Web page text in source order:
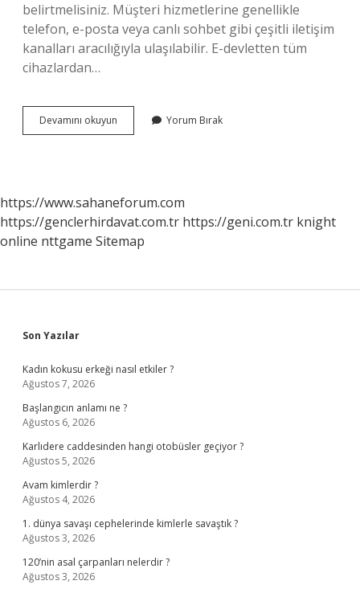
belirtmelisiniz. Müşteri hizmetlerine genellikle
telefon, e-posta veya canlı sohbet gibi çeşitli iletişim
kanalları aracılığıyla ulaşılabilir. E-devletten tüm
cihazlardan…
Devamını okuyun
Devletten
Yorum Bırak
https://www.sahaneforum.com
https://genclerhirdavat.com.tr https://geni.com.tr knight
online nttgame Sitemap
Sidebar
Son Yazılar
Kadın kokusu erkeği nasıl etkiler ?
Ağustos 7, 2026
Başlangıcın anlamı ne ?
Ağustos 6, 2026
Karlıdere caddesinden hangi otobüsler geçiyor ?
Ağustos 5, 2026
Avam kimlerdir ?
Ağustos 4, 2026
1. dünya savaşı cephelerinde kimlerle savaştık ?
Ağustos 3, 2026
120’nin asal çarpanları nelerdir ?
Ağustos 3, 2026